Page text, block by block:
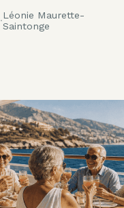
·Léonie Maurette-
Saintonge